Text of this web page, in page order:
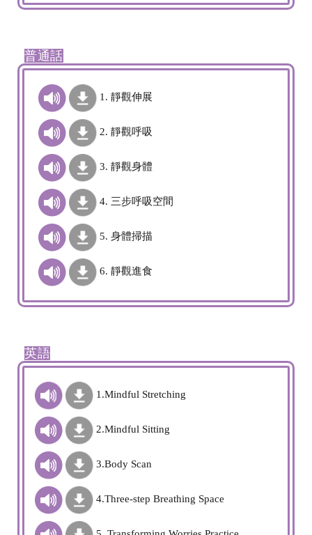
普通話
1. 靜觀伸展
2. 靜觀呼吸
3. 靜觀身體
4. 三步呼吸空間
5. 身體掃描
6. 靜觀進食
英語
1.Mindful Stretching
2.Mindful Sitting
3.Body Scan
4.Three-step Breathing Space